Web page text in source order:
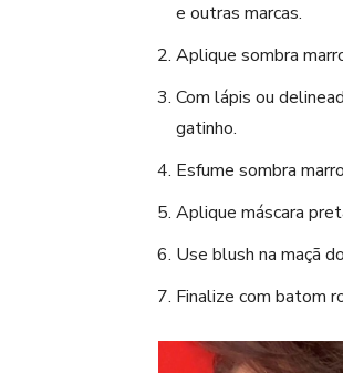
e outras marcas.
Aplique sombra
Com lápis ou
gatinho.
Esfume sombra
Aplique máscara
Use blush na maçã
Finalize com batom